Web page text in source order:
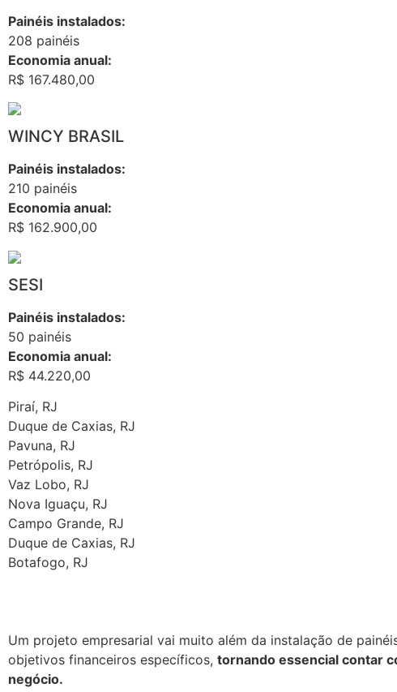
Painéis instalados:
208 painéis
Economia anual:
R$ 167.480,00
WINCY BRASIL
Painéis instalados:
210 painéis
Economia anual:
R$ 162.900,00
SESI
Painéis instalados:
50 painéis
Economia anual:
R$ 44.220,00
Piraí, RJ
Duque de Caxias, RJ
Pavuna, RJ
Petrópolis, RJ
Vaz Lobo, RJ
Nova Iguaçu, RJ
Campo Grande, RJ
Duque de Caxias, RJ
Botafogo, RJ
Um projeto empresarial vai muito além da instalação de
objetivos financeiros específicos, tornando essencial contar
negócio.